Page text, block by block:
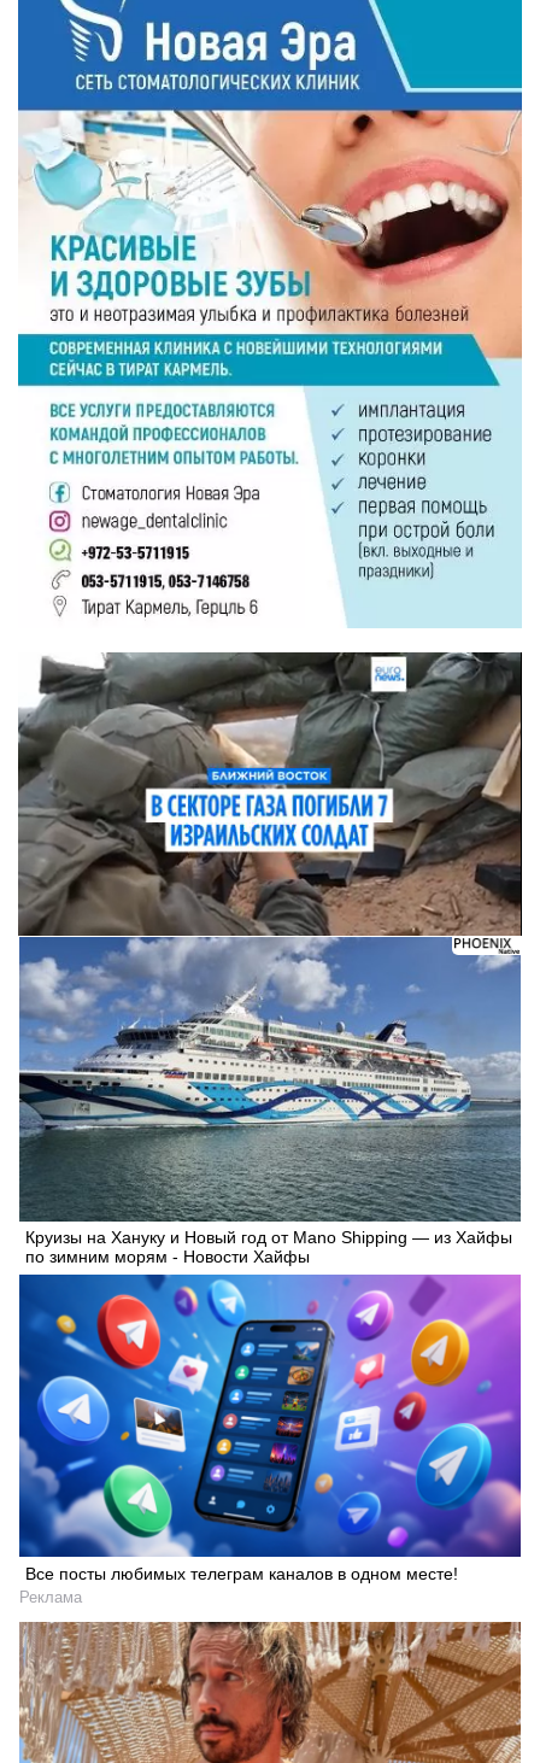
Круизы на Хануку и Новый год от Mano Shipping — из Хайфы
по зимним морям - Новости Хайфы
Все посты любимых телеграм каналов в одном месте!
Реклама